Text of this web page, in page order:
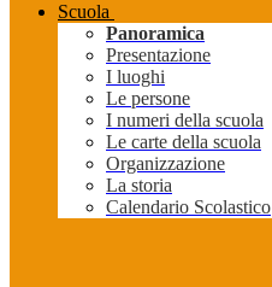
Scuola
Panoramica
Presentazione
I luoghi
Le persone
I numeri della scuola
Le carte della scuola
Organizzazione
La storia
Calendario Scolastico